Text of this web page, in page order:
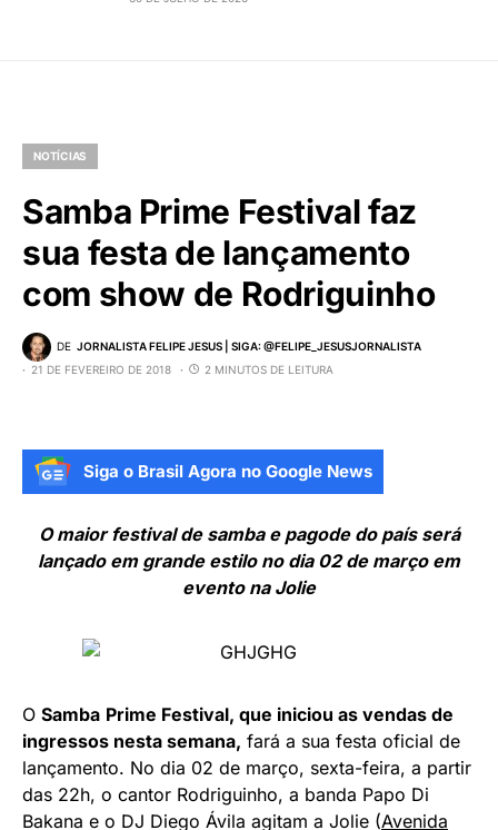
NOTÍCIAS
Samba Prime Festival faz
sua festa de lançamento
com show de Rodriguinho
DE JORNALISTA FELIPE JESUS | SIGA: @FELIPE_JESUSJORNALISTA
21 DE FEVEREIRO DE 2018
2 MINUTOS DE LEITURA
Siga o Brasil Agora no Google News
O maior festival de samba e pagode do país será
lançado em grande estilo no dia 02 de março em
evento na Jolie
O Samba Prime Festival, que iniciou as vendas de
ingressos nesta semana, fará a sua festa oficial de
lançamento. No dia 02 de março, sexta-feira, a partir
das 22h, o cantor Rodriguinho, a banda Papo Di
Bakana e o DJ Diego Ávila agitam a Jolie (Avenida